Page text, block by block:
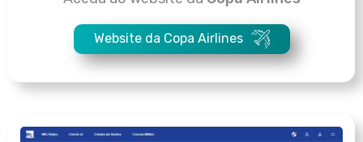
Website da Copa Airlines